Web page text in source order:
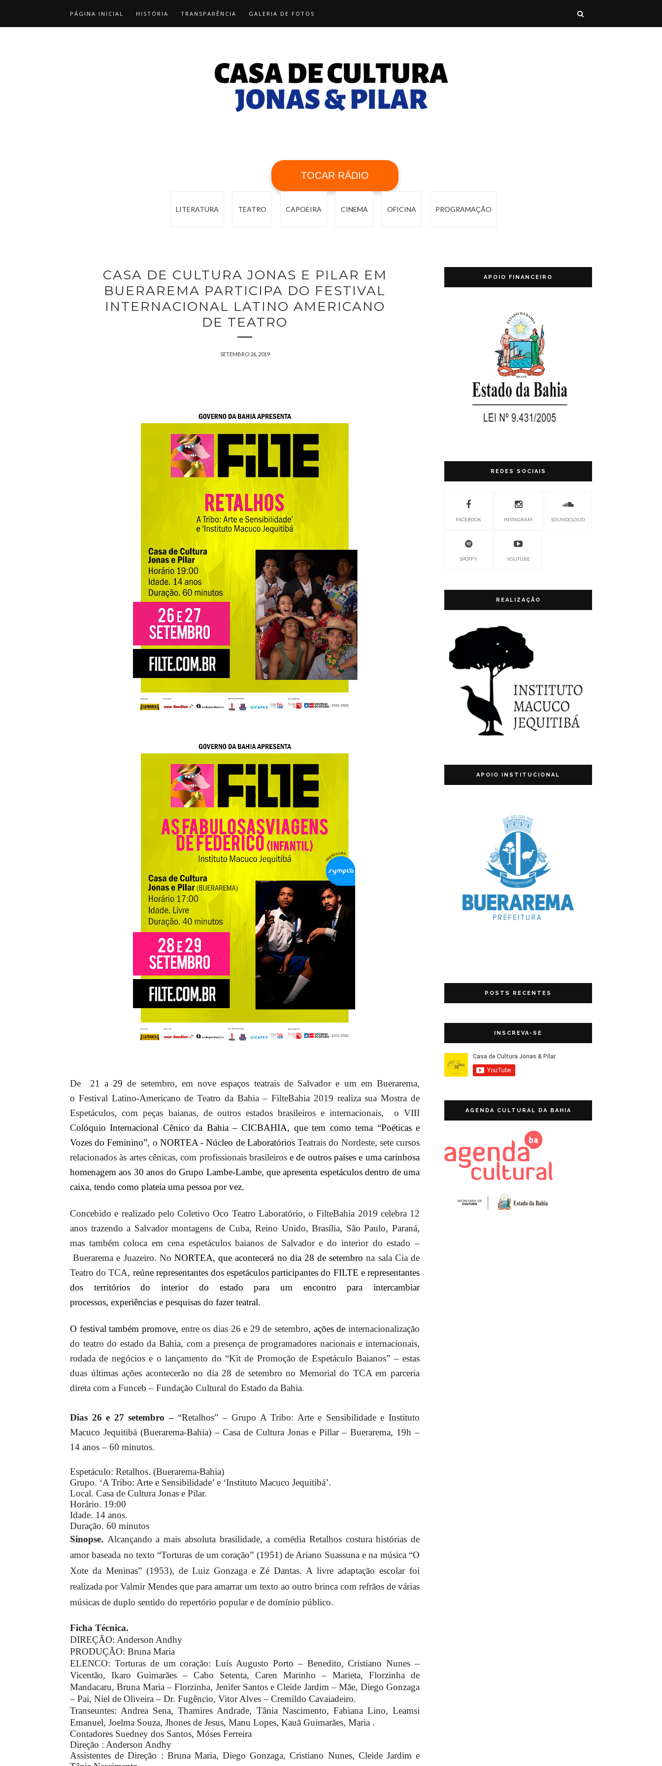
PÁGINA INICIAL HISTÓRIA TRANSPARÊNCIA GALERIA DE FOTOS
TOCAR RÁDIO
LITERATURA TEATRO CAPOEIRA CINEMA OFICINA PROGRAMAÇÃO
CASA DE CULTURA JONAS E PILAR EM
BUERAREMA PARTICIPA DO FESTIVAL
INTERNACIONAL LATINO AMERICANO
DE TEATRO
SETEMBRO 26, 2019
De 21 a 29 de setembro, em nove espaços teatrais de Salvador e um em Buerarema,
o Festival Latino-Americano de Teatro da Bahia – FilteBahia 2019 realiza sua Mostra de
Espetáculos, com peças baianas, de outros estados brasileiros e internacionais, o VIII
Colóquio Internacional Cênico da Bahia – CICBAHIA, que tem como tema “Poéticas e
Vozes do Feminino”, o NORTEA - Núcleo de LaboratóriosTeatrais do Nordeste, sete cursos
relacionados às artes cênicas, com profissionais brasileirose de outros países e uma carinhosa
homenagem aos 30 anos do Grupo Lambe-Lambe, que apresenta espetáculos dentro de uma
caixa, tendo como plateia uma pessoa por vez.
Concebido e realizado pelo Coletivo Oco Teatro Laboratório, o FilteBahia 2019 celebra 12
anos trazendo a Salvador montagens de Cuba, Reino Unido, Brasília, São Paulo, Paraná,
mas também coloca em cena espetáculos baianos de Salvador e do interior do estado –
Buerarema e Juazeiro. No NORTEA, que acontecerá no dia 28 de setembrona sala Cia de
Teatro do TCA, reúne representantes dos espetáculos participantes do FILTE e representantes
dos territórios do interior do estado para um encontro para intercambiar
processos, experiências e pesquisas do fazer teatral.
O festival também promove, entre os dias 26 e 29 de setembro, ações de internacionalização
do teatro do estado da Bahia, com a presença de programadores nacionais e internacionais,
rodada de negócios e o lançamento do “Kit de Promoção de Espetáculo Baianos” – estas
duas últimas ações acontecerão no dia 28 de setembro no Memorial do TCA em parceria
direta com a Funceb – Fundação Cultural do Estado da Bahia.
Dias 26 e 27 setembro – “Retalhos” – Grupo A Tribo: Arte e Sensibilidade e Instituto
Macuco Jequitibá (Buerarema-Bahia) – Casa de Cultura Jonas e Pillar – Buerarema, 19h –
14 anos – 60 minutos.
Espetáculo: Retalhos. (Buerarema-Bahia)
Grupo. ‘A Tribo: Arte e Sensibilidade’ e ‘Instituto Macuco Jequitibá’.
Local. Casa de Cultura Jonas e Pilar.
Horário. 19:00
Idade. 14 anos.
Duração. 60 minutos
Sinopse. Alcançando a mais absoluta brasilidade, a comédia Retalhos costura histórias de
amor baseada no texto “Torturas de um coração” (1951) de Ariano Suassuna e na música “O
Xote da Meninas” (1953), de Luiz Gonzaga e Zé Dantas. A livre adaptação escolar foi
realizada por Valmir Mendes que para amarrar um texto ao outro brinca com refrãos de várias
músicas de duplo sentido do repertório popular e de domínio público.
Ficha Técnica.
DIREÇÃO: Anderson Andhy
PRODUÇÃO: Bruna Maria
ELENCO: Torturas de um coração: Luís Augusto Porto – Benedito, Cristiano Nunes –
Vicentão, Ikaro Guimarães – Cabo Setenta, Caren Marinho – Marieta, Florzinha de
Mandacaru, Bruna Maria – Florzinha, Jenifer Santos e Cleide Jardim – Mãe, Diego Gonzaga
– Pai, Niel de Oliveira – Dr. Fugêncio, Vitor Alves – Cremildo Cavaiadeiro.
Transeuntes: Andrea Sena, Thamires Andrade, Tânia Nascimento, Fabiana Lino, Leamsi
Emanuel, Joelma Souza, Jhones de Jesus, Manu Lopes, Kauã Guimarães, Maria .
Contadores Suedney dos Santos, Móses Ferreira
Direção : Anderson Andhy
Assistentes de Direção : Bruna Maria, Diego Gonzaga, Cristiano Nunes, Cleide Jardim e
APOIO FINANCEIRO
REDES SOCIAIS
FACEBOOK INSTAGRAM SOUNDCLOUD
SPOTFY YOUTUBE
REALIZAÇÃO
APOIO INSTITUCIONAL
POSTS RECENTES
INSCREVA-SE
AGENDA CULTURAL DA BAHIA